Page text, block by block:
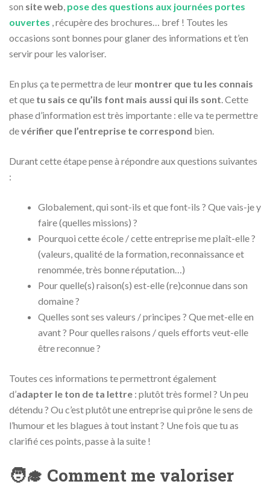
son site web, pose des questions aux journées portes
ouvertes , récupère des brochures… bref ! Toutes les
occasions sont bonnes pour glaner des informations et t’en
servir pour les valoriser.
En plus ça te permettra de leur montrer que tu les connais
et que tu sais ce qu’ils font mais aussi qui ils sont. Cette
phase d’information est très importante : elle va te permettre
devérifier que l’entreprise te correspond bien.
Durant cette étape pense à répondre aux questions suivantes
:
Globalement, qui sont-ils et que font-ils ? Que vais-je y
faire (quelles missions) ?
Pourquoi cette école / cette entreprise me plaît-elle ?
(valeurs, qualité de la formation, reconnaissance et
renommée, très bonne réputation…)
Pour quelle(s) raison(s) est-elle (re)connue dans son
domaine ?
Quelles sont ses valeurs / principes ? Que met-elle en
avant ? Pour quelles raisons / quels efforts veut-elle
être reconnue ?
Toutes ces informations te permettront également
d’adapter le ton de ta lettre : plutôt très formel ? Un peu
détendu ? Ou c’est plutôt une entreprise qui prône le sens de
l’humour et les blagues à tout instant ? Une fois que tu as
clarifié ces points, passe à la suite !
🧑‍🎓 Comment me valoriser